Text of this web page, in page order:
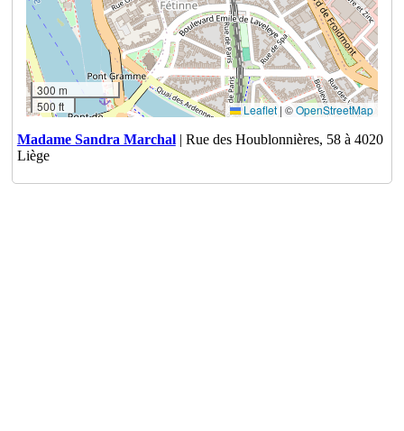
300 m
500 ft
Leaflet | ©OpenStreetMap
Madame Sandra Marchal| Rue des Houblonnières, 58 à 4020
Liège